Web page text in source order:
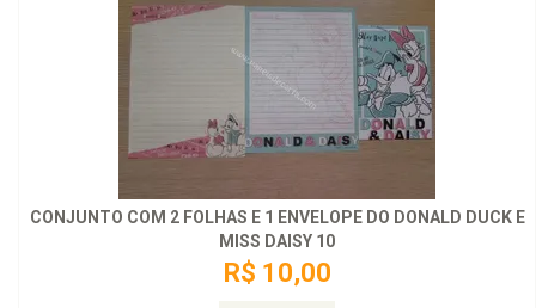
CONJUNTO COM 2 FOLHAS E 1 ENVELOPE DO DONALD DUCK E
MISS DAISY 10
R$ 10,00